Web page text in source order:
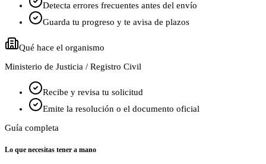
Detecta errores frecuentes antes del envío
Guarda tu progreso y te avisa de plazos
Qué hace el organismo
Ministerio de Justicia / Registro Civil
Recibe y revisa tu solicitud
Emite la resolución o el documento oficial
Guía completa
Lo que necesitas tener a mano